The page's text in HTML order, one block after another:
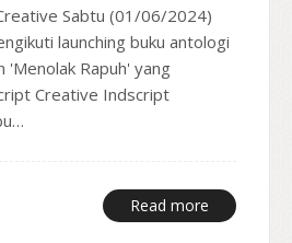
Sabtu (01/06/2024)
launching buku antologi
'Menolak Rapuh' yang
Creative Indscript
Read more